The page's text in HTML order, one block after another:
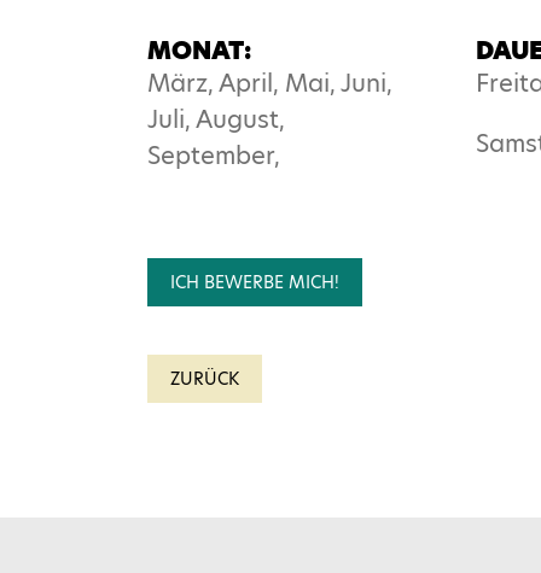
MONAT:
März, April, Mai, Juni,
Juli, August,
September,
ICH BEWERBE MICH!
Name*
ZURÜCK